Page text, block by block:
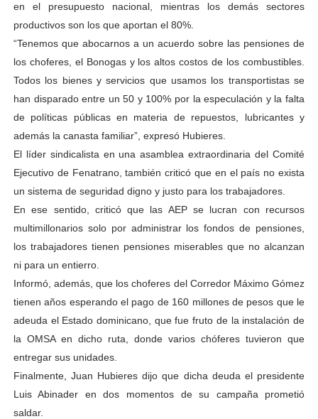
en el presupuesto nacional, mientras los demás sectores
productivos son los que aportan el 80%.
“Tenemos que abocarnos a un acuerdo sobre las pensiones de
los choferes, el Bonogas y los altos costos de los combustibles.
Todos los bienes y servicios que usamos los transportistas se
han disparado entre un 50 y 100% por la especulación y la falta
de políticas públicas en materia de repuestos, lubricantes y
además la canasta familiar”, expresó Hubieres.
El líder sindicalista en una asamblea extraordinaria del Comité
Ejecutivo de Fenatrano, también criticó que en el país no exista
un sistema de seguridad digno y justo para los trabajadores.
En ese sentido, criticó que las AEP se lucran con recursos
multimillonarios solo por administrar los fondos de pensiones,
los trabajadores tienen pensiones miserables que no alcanzan
ni para un entierro.
Informó, además, que los choferes del Corredor Máximo Gómez
tienen años esperando el pago de 160 millones de pesos que le
adeuda el Estado dominicano, que fue fruto de la instalación de
la OMSA en dicho ruta, donde varios chóferes tuvieron que
entregar sus unidades.
Finalmente, Juan Hubieres dijo que dicha deuda el presidente
Luis Abinader en dos momentos de su campaña prometió
saldar.